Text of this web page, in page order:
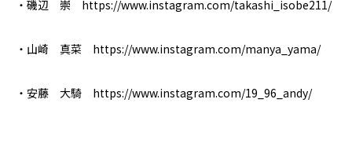
・磯辺 崇 https://www.instagram.com/takashi_isobe211/
・山崎 真菜 https://www.instagram.com/manya_yama/
・安藤 大騎 https://www.instagram.com/19_96_andy/